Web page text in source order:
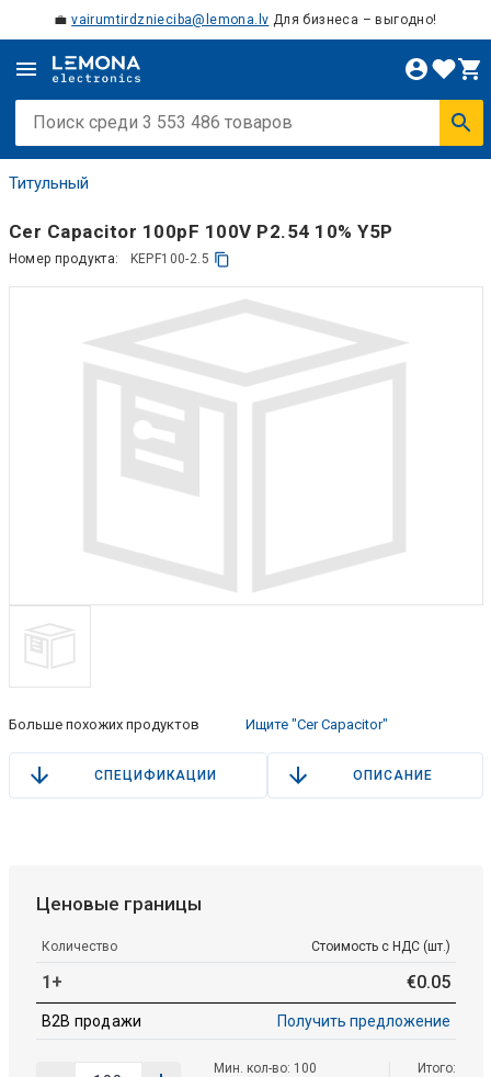
💼vairumtirdznieciba@lemona.lv Для бизнеса – выгодно!
Титульный
Cer Capacitor 100pF 100V P2.54 10% Y5P
Номер продукта: KEPF100-2.5
Больше похожих продуктов Ищите "Cer Capacitor"
СПЕЦИФИКАЦИИ ОПИСАНИЕ
Ценовые границы
Количество Стоимость с НДС (шт.)
1+ €0.05
B2B продажи Получить предложение
Мин. кол-во: 100
Итого: